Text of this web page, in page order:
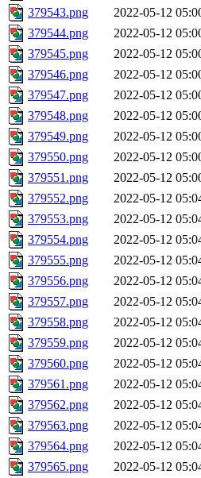
379543.png
2022-05-12
379544.png
2022-05-12
379545.png
2022-05-12
379546.png
2022-05-12
379547.png
2022-05-12
379548.png
2022-05-12
379549.png
2022-05-12
379550.png
2022-05-12
379551.png
2022-05-12
379552.png
2022-05-12
379553.png
2022-05-12
379554.png
2022-05-12
379555.png
2022-05-12
379556.png
2022-05-12
379557.png
2022-05-12
379558.png
2022-05-12
379559.png
2022-05-12
379560.png
2022-05-12
379561.png
2022-05-12
379562.png
2022-05-12
379563.png
2022-05-12
379564.png
2022-05-12
379565.png
2022-05-12